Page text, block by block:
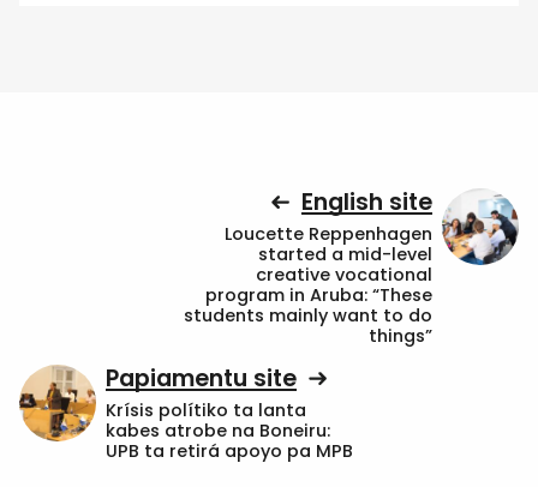
English site
Loucette Reppenhagen
started a mid-level
creative vocational
program in Aruba: “These
students mainly want to do
things”
Papiamentu site
Krísis polítiko ta lanta
kabes atrobe na Boneiru:
UPB ta retirá apoyo pa MPB